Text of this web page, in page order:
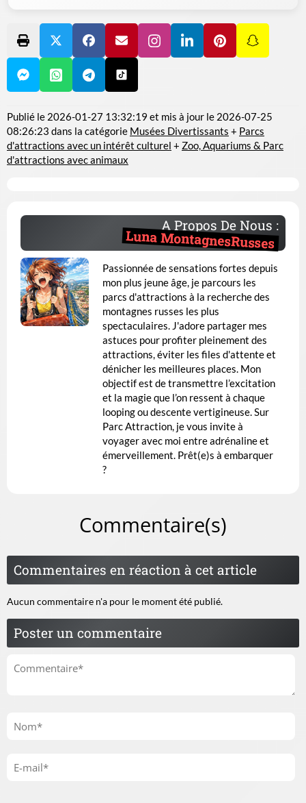
Publié le 2026-01-27 13:32:19 et mis à jour le 2026-07-25
08:26:23 dans la catégorie Musées Divertissants + Parcs
d'attractions avec un intérêt culturel + Zoo, Aquariums & Parc
d'attractions avec animaux
A Propos De Nous :
Luna MontagnesRusses
Passionnée de sensations fortes depuis
mon plus jeune âge, je parcours les
parcs d'attractions à la recherche des
montagnes russes les plus
spectaculaires. J'adore partager mes
astuces pour profiter pleinement des
attractions, éviter les files d'attente et
dénicher les meilleures places. Mon
objectif est de transmettre l’excitation
et la magie que l’on ressent à chaque
looping ou descente vertigineuse. Sur
Parc Attraction, je vous invite à
voyager avec moi entre adrénaline et
émerveillement. Prêt(e)s à embarquer
?
Commentaire(s)
Commentaires en réaction à cet article
Aucun commentaire n'a pour le moment été publié.
Poster un commentaire